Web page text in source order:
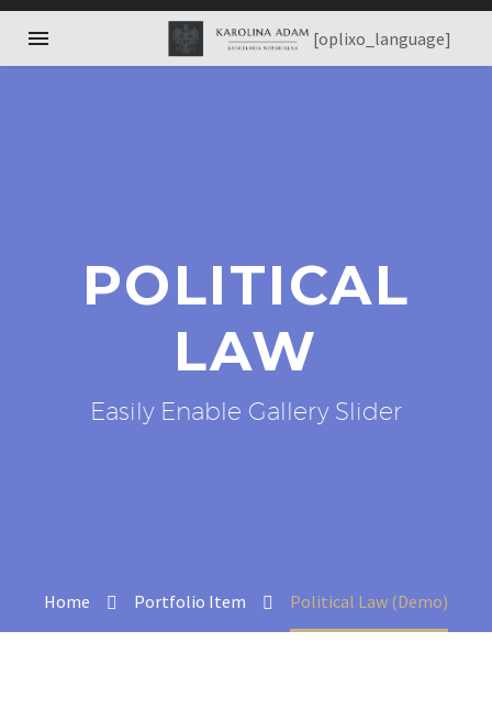
[oplixo_language]
POLITICAL
LAW
Easily Enable Gallery Slider
Home Portfolio Item Political Law (Demo)